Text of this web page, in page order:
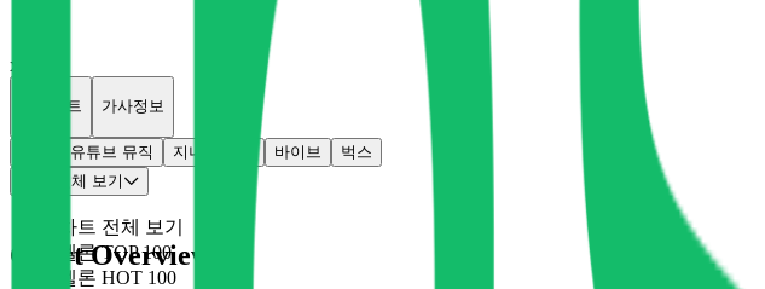
x
개별차트 가사정보
유튜브 뮤직 지니 바이브
벅스
차트 전체 보기
차트 전체 보기
멜론 TOP 100
멜론 HOT 100
Chart Overview